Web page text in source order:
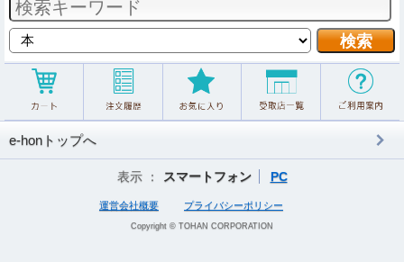
e-honトップへ
表示 ： スマートフォン PC
運営会社概要 プライバシーポリシー
Copyright © TOHAN CORPORATION